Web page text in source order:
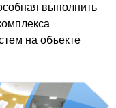
выполнить
на объекте